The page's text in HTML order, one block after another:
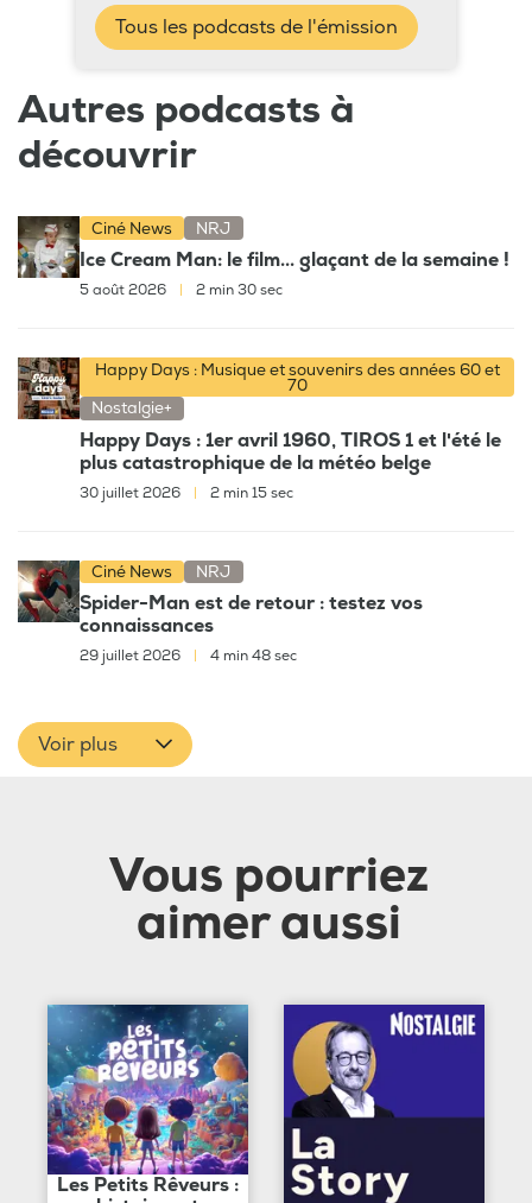
Tous les podcasts de l'émission
Autres podcasts à
découvrir
Ciné News NRJ
Ice Cream Man: le film... glaçant de la semaine !
5 août 2026 2 min 30 sec
Happy Days : Musique et souvenirs des années 60 et
70
Nostalgie+
Happy Days : 1er avril 1960, TIROS 1 et l'été le
plus catastrophique de la météo belge
30 juillet 2026 | 2 min 15 sec
Ciné News NRJ
Spider-Man est de retour : testez vos
connaissances
29 juillet 2026 4 min 48 sec
Voir plus
Vous pourriez
aimer aussi
Les Petits Rêveurs :